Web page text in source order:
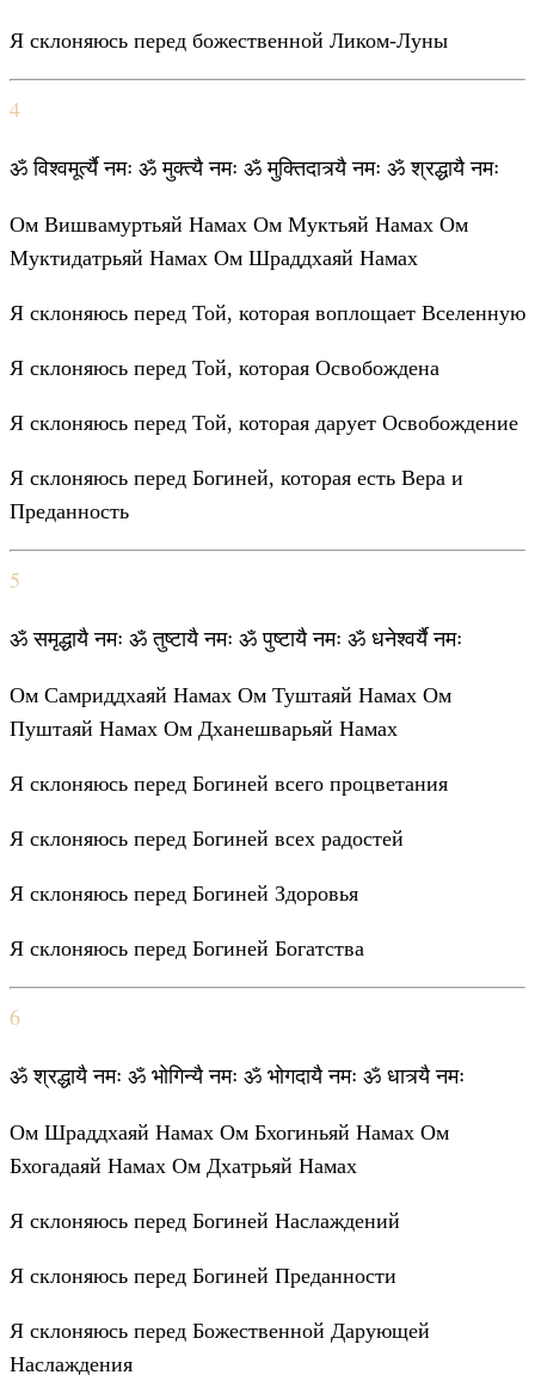
Я склоняюсь перед божественной Ликом-Луны
4
ॐ विश्वमूर्त्यै नमः ॐ मुक्त्यै नमः ॐ मुक्तिदात्र्यै नमः ॐ श्रद्धायै नमः
Ом Вишвамуртьяй Намах Ом Муктьяй Намах Ом
Муктидатрьяй Намах Ом Шраддхаяй Намах
Я склоняюсь перед Той, которая воплощает Вселенную
Я склоняюсь перед Той, которая Освобождена
Я склоняюсь перед Той, которая дарует Освобождение
Я склоняюсь перед Богиней, которая есть Вера и
Преданность
5
ॐ समृद्धायै नमः ॐ तुष्टायै नमः ॐ पुष्टायै नमः ॐ धनेश्वर्यै नमः
Ом Самриддхаяй Намах Ом Туштаяй Намах Ом
Пуштаяй Намах Ом Дханешварьяй Намах
Я склоняюсь перед Богиней всего процветания
Я склоняюсь перед Богиней всех радостей
Я склоняюсь перед Богиней Здоровья
Я склоняюсь перед Богиней Богатства
6
ॐ श्रद्धायै नमः ॐ भोगिन्यै नमः ॐ भोगदायै नमः ॐ धात्र्यै नमः
Ом Шраддхаяй Намах Ом Бхогиньяй Намах Ом
Бхогадаяй Намах Ом Дхатрьяй Намах
Я склоняюсь перед Богиней Наслаждений
Я склоняюсь перед Богиней Преданности
Я склоняюсь перед Божественной Дарующей
Наслаждения